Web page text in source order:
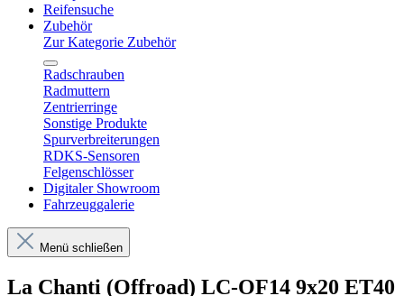
Reifensuche
Zubehör
Zur Kategorie Zubehör
Radschrauben
Radmuttern
Zentrierringe
Sonstige Produkte
Spurverbreiterungen
RDKS-Sensoren
Felgenschlösser
Digitaler Showroom
Fahrzeuggalerie
Menü schließen
La Chanti (Offroad) LC-OF14 9x20 ET40